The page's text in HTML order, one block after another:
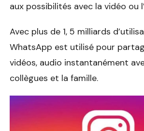
aux possibilités avec la vidéo ou
Avec plus de 1, 5 milliards
WhatsApp est utilisé pour
vidéos, audio instantanément
collègues et la famille.